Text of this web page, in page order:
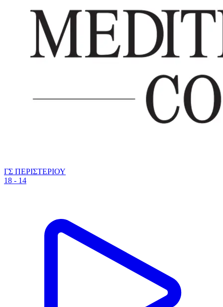
ΓΣ ΠΕΡΙΣΤΕΡΙΟΥ
18 - 14